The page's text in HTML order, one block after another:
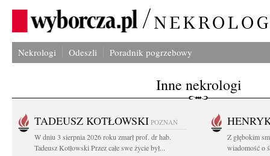
Nekrologi Odeszli Poradnik pogrzebowy
Inne nekrologi
TADEUSZ KOTŁOWSKI POZNAŃ
W dniu 3 sierpnia 2026 roku zmarł prof. dr hab.
Tadeusz Kotłowski Przez całe swe życie był...
Z głębokim
wiadomość o